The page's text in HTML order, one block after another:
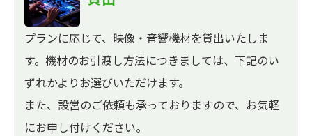
プランに応じて、映像・音響機材を貸出いたしま
す。機材のお引渡し方法につきましては、下記のい
ずれかよりお選びいただけます。
また、設営のご依頼も承っておりますので、お気軽
にお申し付けください。